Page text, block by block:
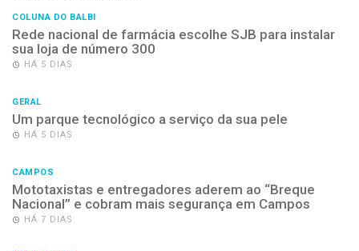
COLUNA DO BALBI
Rede nacional de farmácia escolhe SJB para instalar
sua loja de número 300
HÁ 5 DIAS
GERAL
Um parque tecnológico a serviço da sua pele
HÁ 5 DIAS
CAMPOS
Mototaxistas e entregadores aderem ao “Breque
Nacional” e cobram mais segurança em Campos
HÁ 7 DIAS